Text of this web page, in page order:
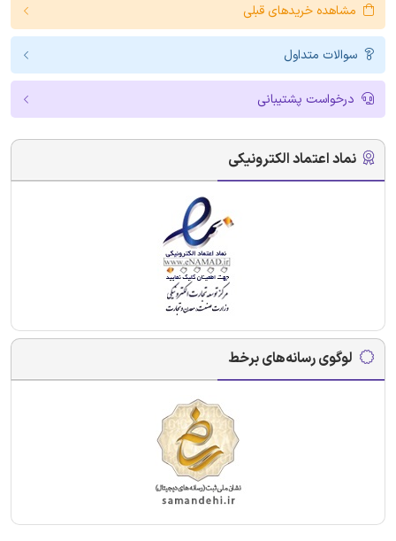
مشاهده خریدهای قبلی
سوالات متداول
درخواست پشتیبانی
نماد اعتماد الکترونیکی
لوگوی رسانه‌های برخط